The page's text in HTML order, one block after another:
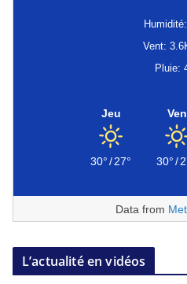
Vent:
Pluie:
Jeu
30°/27°
Ven
30°/
Data from
L’actualité en vidéos